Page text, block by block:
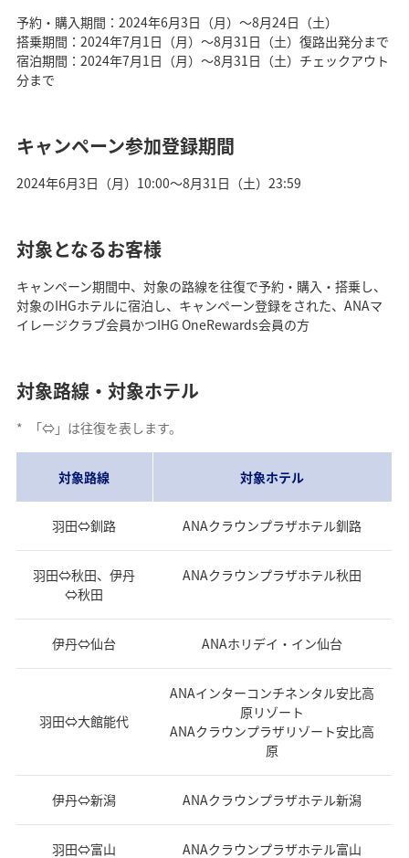
予約・購入期間：2024年6月3日（月）～8月24日（土）
搭乗期間：2024年7月1日（月）～8月31日（土）復路出発分まで
宿泊期間：2024年7月1日（月）～8月31日（土）チェックアウト
分まで
キャンペーン参加登録期間
2024年6月3日（月）10:00～8月31日（土）23:59
対象となるお客様
キャンペーン期間中、対象の路線を往復で予約・購入・搭乗し、
対象のIHGホテルに宿泊し、キャンペーン登録をされた、ANAマ
イレージクラブ会員かつIHG OneRewards会員の方
対象路線・対象ホテル
* 「⇔」は往復を表します。
対象路線 対象ホテル
羽田⇔釧路 ANAクラウンプラザホテル釧路
羽田⇔秋田、伊丹
⇔秋田
ANAクラウンプラザホテル秋田
伊丹⇔仙台 ANAホリデイ・イン仙台
羽田⇔大館能代
ANAインターコンチネンタル安比高
原リゾート
ANAクラウンプラザリゾート安比高
原
伊丹⇔新潟 ANAクラウンプラザホテル新潟
羽田⇔富山 ANAクラウンプラザホテル富山